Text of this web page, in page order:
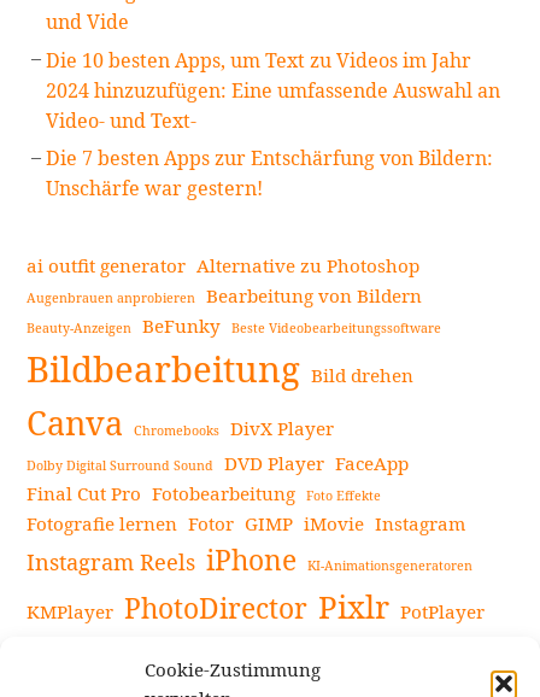
Cookie-Zustimmung
und Vide
Die 10 besten Apps, um Text zu Videos im Jahr
2024 hinzuzufügen: Eine umfassende Auswahl an
Video- und Text-
Die 7 besten Apps zur Entschärfung von Bildern:
Unschärfe war gestern!
ai outfit generator Alternative zu Photoshop
Augenbrauen anprobieren Bearbeitung von Bildern
Beauty-Anzeigen BeFunky Beste Videobearbeitungssoftware
Bildbearbeitung Bild drehen
Canva Chromebooks DivX Player
Dolby Digital Surround Sound DVD Player FaceApp
Final Cut Pro Fotobearbeitung Foto Effekte
Fotografie lernen Fotor GIMP iMovie Instagram
Instagram Reels iPhone KI-Animationsgeneratoren
KMPlayer PhotoDirector Pixlr PotPlayer
Snapseed